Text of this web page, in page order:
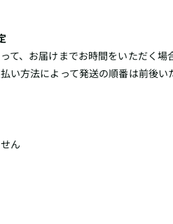
て、お届けまでお時間をいただく場
い方法によって発送の順番は前後い
ん